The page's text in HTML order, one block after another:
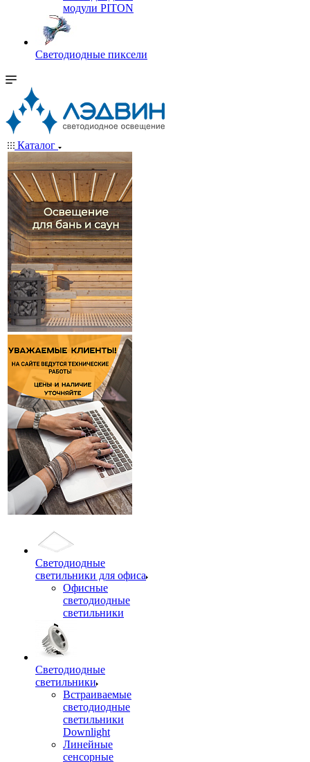
модули PITON
Светодиодные пиксели
Каталог
Светодиодные
светильники для офиса
Офисные
светодиодные
светильники
Светодиодные
светильники
Встраиваемые
светодиодные
светильники
Downlight
Линейные
сенсорные